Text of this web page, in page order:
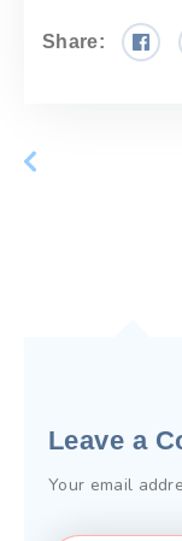
Share:
Leave a
Your email